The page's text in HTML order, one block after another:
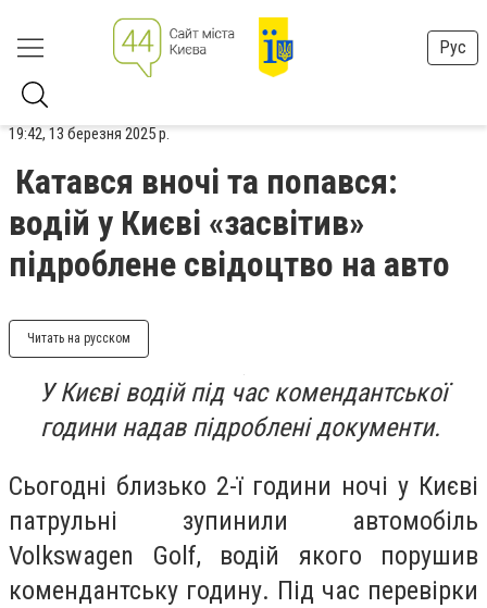
Рус
19:42, 13 березня 2025 р.
Катався вночі та попався:
водій у Києві «засвітив»
підроблене свідоцтво на авто
Читать на русском
У Києві водій під час комендантської
години надав підроблені документи.
Сьогодні близько 2-ї години ночі у Києві
патрульні зупинили автомобіль
Volkswagen Golf, водій якого порушив
комендантську годину. Під час перевірки